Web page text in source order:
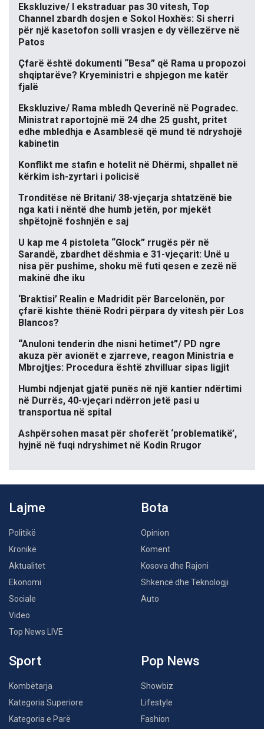
Ekskluzive/ I ekstraduar pas 30 vitesh, Top
Channel zbardh dosjen e Sokol Hoxhës: Si sherri
për një kasetofon solli vrasjen e dy vëllezërve në
Patos
Çfarë është dokumenti “Besa” që Rama u propozoi
shqiptarëve? Kryeministri e shpjegon me katër
fjalë
Ekskluzive/ Rama mbledh Qeverinë në Pogradec.
Ministrat raportojnë më 24 dhe 25 gusht, pritet
edhe mbledhja e Asamblesë që mund të ndryshojë
kabinetin
Konflikt me stafin e hotelit në Dhërmi, shpallet në
kërkim ish-zyrtari i policisë
Tronditëse në Britani/ 38-vjeçarja shtatzënë bie
nga kati i nëntë dhe humb jetën, por mjekët
shpëtojnë foshnjën e saj
U kap me 4 pistoleta “Glock” rrugës për në
Sarandë, zbardhet dëshmia e 31-vjeçarit: Unë u
nisa për pushime, shoku më futi qesen e zezë në
makinë dhe iku
‘Braktisi’ Realin e Madridit për Barcelonën, por
çfarë kishte thënë Rodri përpara dy vitesh për Los
Blancos?
“Anuloni tenderin dhe nisni hetimet”/ PD ngre
akuza për avionët e zjarreve, reagon Ministria e
Mbrojtjes: Procedura është zhvilluar sipas ligjit
Humbi ndjenjat gjatë punës në një kantier ndërtimi
në Durrës, 40-vjeçari ndërron jetë pasi u
transportua në spital
Ashpërsohen masat për shoferët ‘problematikë’,
hyjnë në fuqi ndryshimet në Kodin Rrugor
Lajme
Politikë
Kronikë
Aktualitet
Ekonomi
Sociale
Video
Top News LIVE
Bota
Opinion
Koment
Kosova dhe Rajoni
Shkencë dhe Teknologji
Auto
Sport
Kombëtarja
Kategoria Superiore
Kategoria e Parë
Pop News
Showbiz
Lifestyle
Fashion